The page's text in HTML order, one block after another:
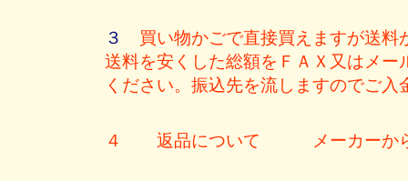
３ 買い物かごで直接買えますが送
送料を安くした総額をＦＡＸ又はメ
ください。振込先を流しますのでご
４ 返品について メーカーから直